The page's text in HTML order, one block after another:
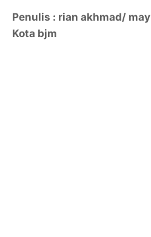
Penulis : rian akhmad/ may
Kota bjm